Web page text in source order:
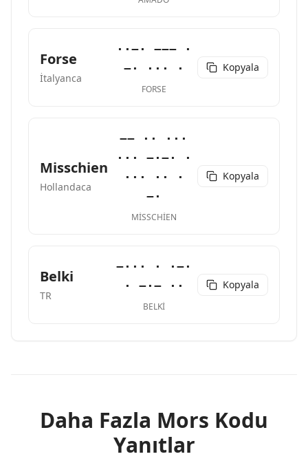
Forse
İtalyanca
··−· −−− ·
−· ··· ·
FORSE
Kopyala
Misschien
Hollandaca
−− ·· ···
··· −·−· ·
··· ·· ·
−·
MISSCHIEN
Kopyala
Belki
TR
−··· · ·−·
· −·− ··
BELKI
Kopyala
Daha Fazla Mors Kodu
Yanıtlar